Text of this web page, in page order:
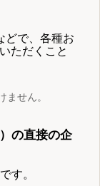
どで、各種お
ただくこと
せん。
の直接の企
す。